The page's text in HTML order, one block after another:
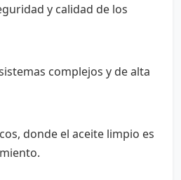
y calidad de los
complejos y de alta
donde el aceite limpio es